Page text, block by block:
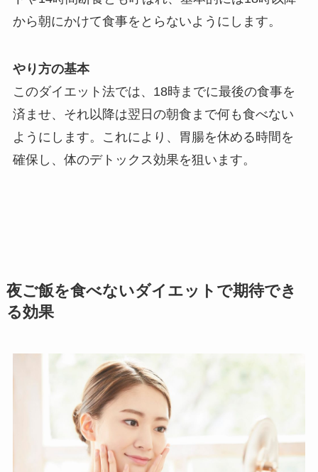
から朝にかけて食事をとらないようにします。
やり方の基本
このダイエット法では、18時までに最後の食事を
済ませ、それ以降は翌日の朝食まで何も食べない
ようにします。これにより、胃腸を休める時間を
確保し、体のデトックス効果を狙います。
夜ご飯を食べないダイエットで期待でき
る効果